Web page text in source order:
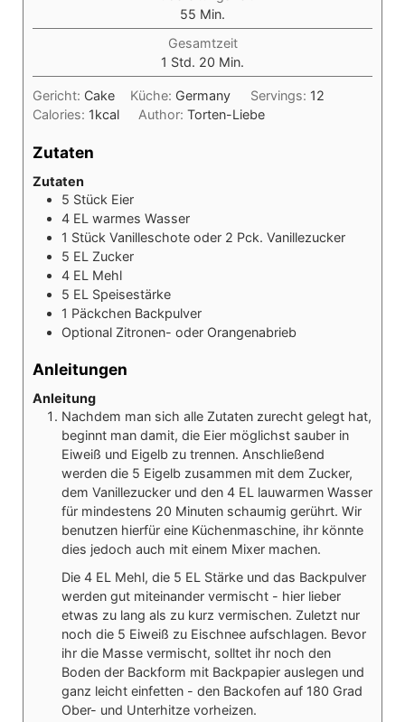
55 Minuten
Min.
Gesamtzeit
1 Stunde
Std. 20 Minuten
Min.
Gericht: Cake Küche: Germany Servings: 12
Calories: 1kcal Author:Torten-Liebe
Zutaten
Zutaten
5 Stück Eier
4 EL warmes Wasser
1 Stück Vanilleschote oder 2 Pck. Vanillezucker
5 EL Zucker
4 EL Mehl
5 EL Speisestärke
1 Päckchen Backpulver
Optional Zitronen- oder Orangenabrieb
Anleitungen
Anleitung
Nachdem man sich alle Zutaten zurecht gelegt hat,
beginnt man damit, die Eier möglichst sauber in
Eiweiß und Eigelb zu trennen. Anschließend
werden die 5 Eigelb zusammen mit dem Zucker,
dem Vanillezucker und den 4 EL lauwarmen Wasser
für mindestens 20 Minuten schaumig gerührt. Wir
benutzen hierfür eine Küchenmaschine, ihr könnte
dies jedoch auch mit einem Mixer machen.
Die 4 EL Mehl, die 5 EL Stärke und das Backpulver
werden gut miteinander vermischt - hier lieber
etwas zu lang als zu kurz vermischen. Zuletzt nur
noch die 5 Eiweiß zu Eischnee aufschlagen. Bevor
ihr die Masse vermischt, solltet ihr noch den
Boden der Backform mit Backpapier auslegen und
ganz leicht einfetten - den Backofen auf 180 Grad
Ober- und Unterhitze vorheizen.